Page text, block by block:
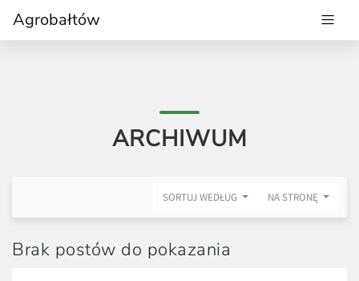
Agrobałtów
ARCHIWUM
SORTUJ WEDŁUG NA STRONĘ
Brak postów do pokazania